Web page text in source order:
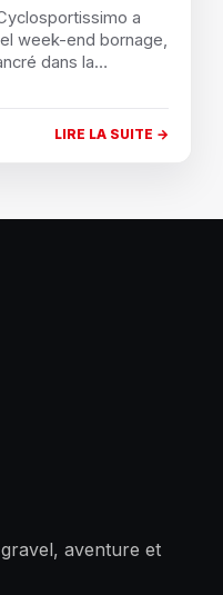
a
week-end bornage,
dans la…
LIRE LA SUITE →
aventure et